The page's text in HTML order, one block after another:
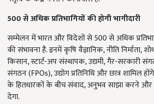
500 से अधिक प्रतिभागियों की होगी भागीदारी
सम्मेलन में भारत और विदेशों से 500 से अधिक
की संभावना है. इनमें कृषि वैज्ञानिक, नीति निर्माता,
किसान, स्टार्ट-अप संस्थापक, उद्यमी, गैर-सरकारी
संगठन (FPOs), उद्योग प्रतिनिधि और छात्र शामिल
के हितधारकों के बीच संवाद, अनुभव साझा करने और
देगा.